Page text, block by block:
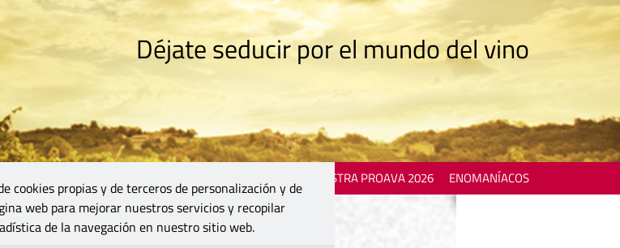
Déjate seducir por el mundo del vino
MOSTRA PROAVA 2026 ENOMANÍACOS
cookies propias y de terceros de personalización y de
web para mejorar nuestros servicios y recopilar
de la navegación en nuestro sitio web.